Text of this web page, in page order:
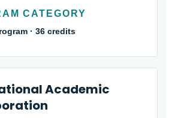
CATEGORY
· 36 credits
Academic